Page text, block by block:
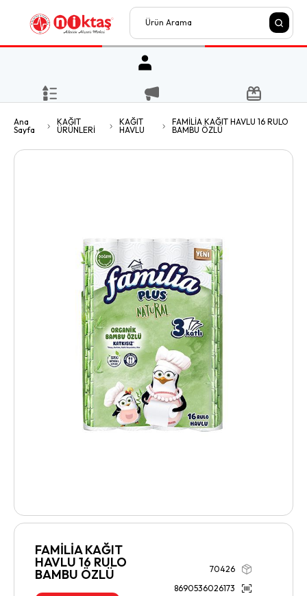
Ana
Sayfa
KAĞIT
ÜRÜNLERİ
KAĞIT
HAVLU
FAMİLİA KAĞIT HAVLU 16 RULO
BAMBU ÖZLÜ
FAMİLİA KAĞIT
HAVLU 16 RULO
BAMBU ÖZLÜ
70426
8690536026173